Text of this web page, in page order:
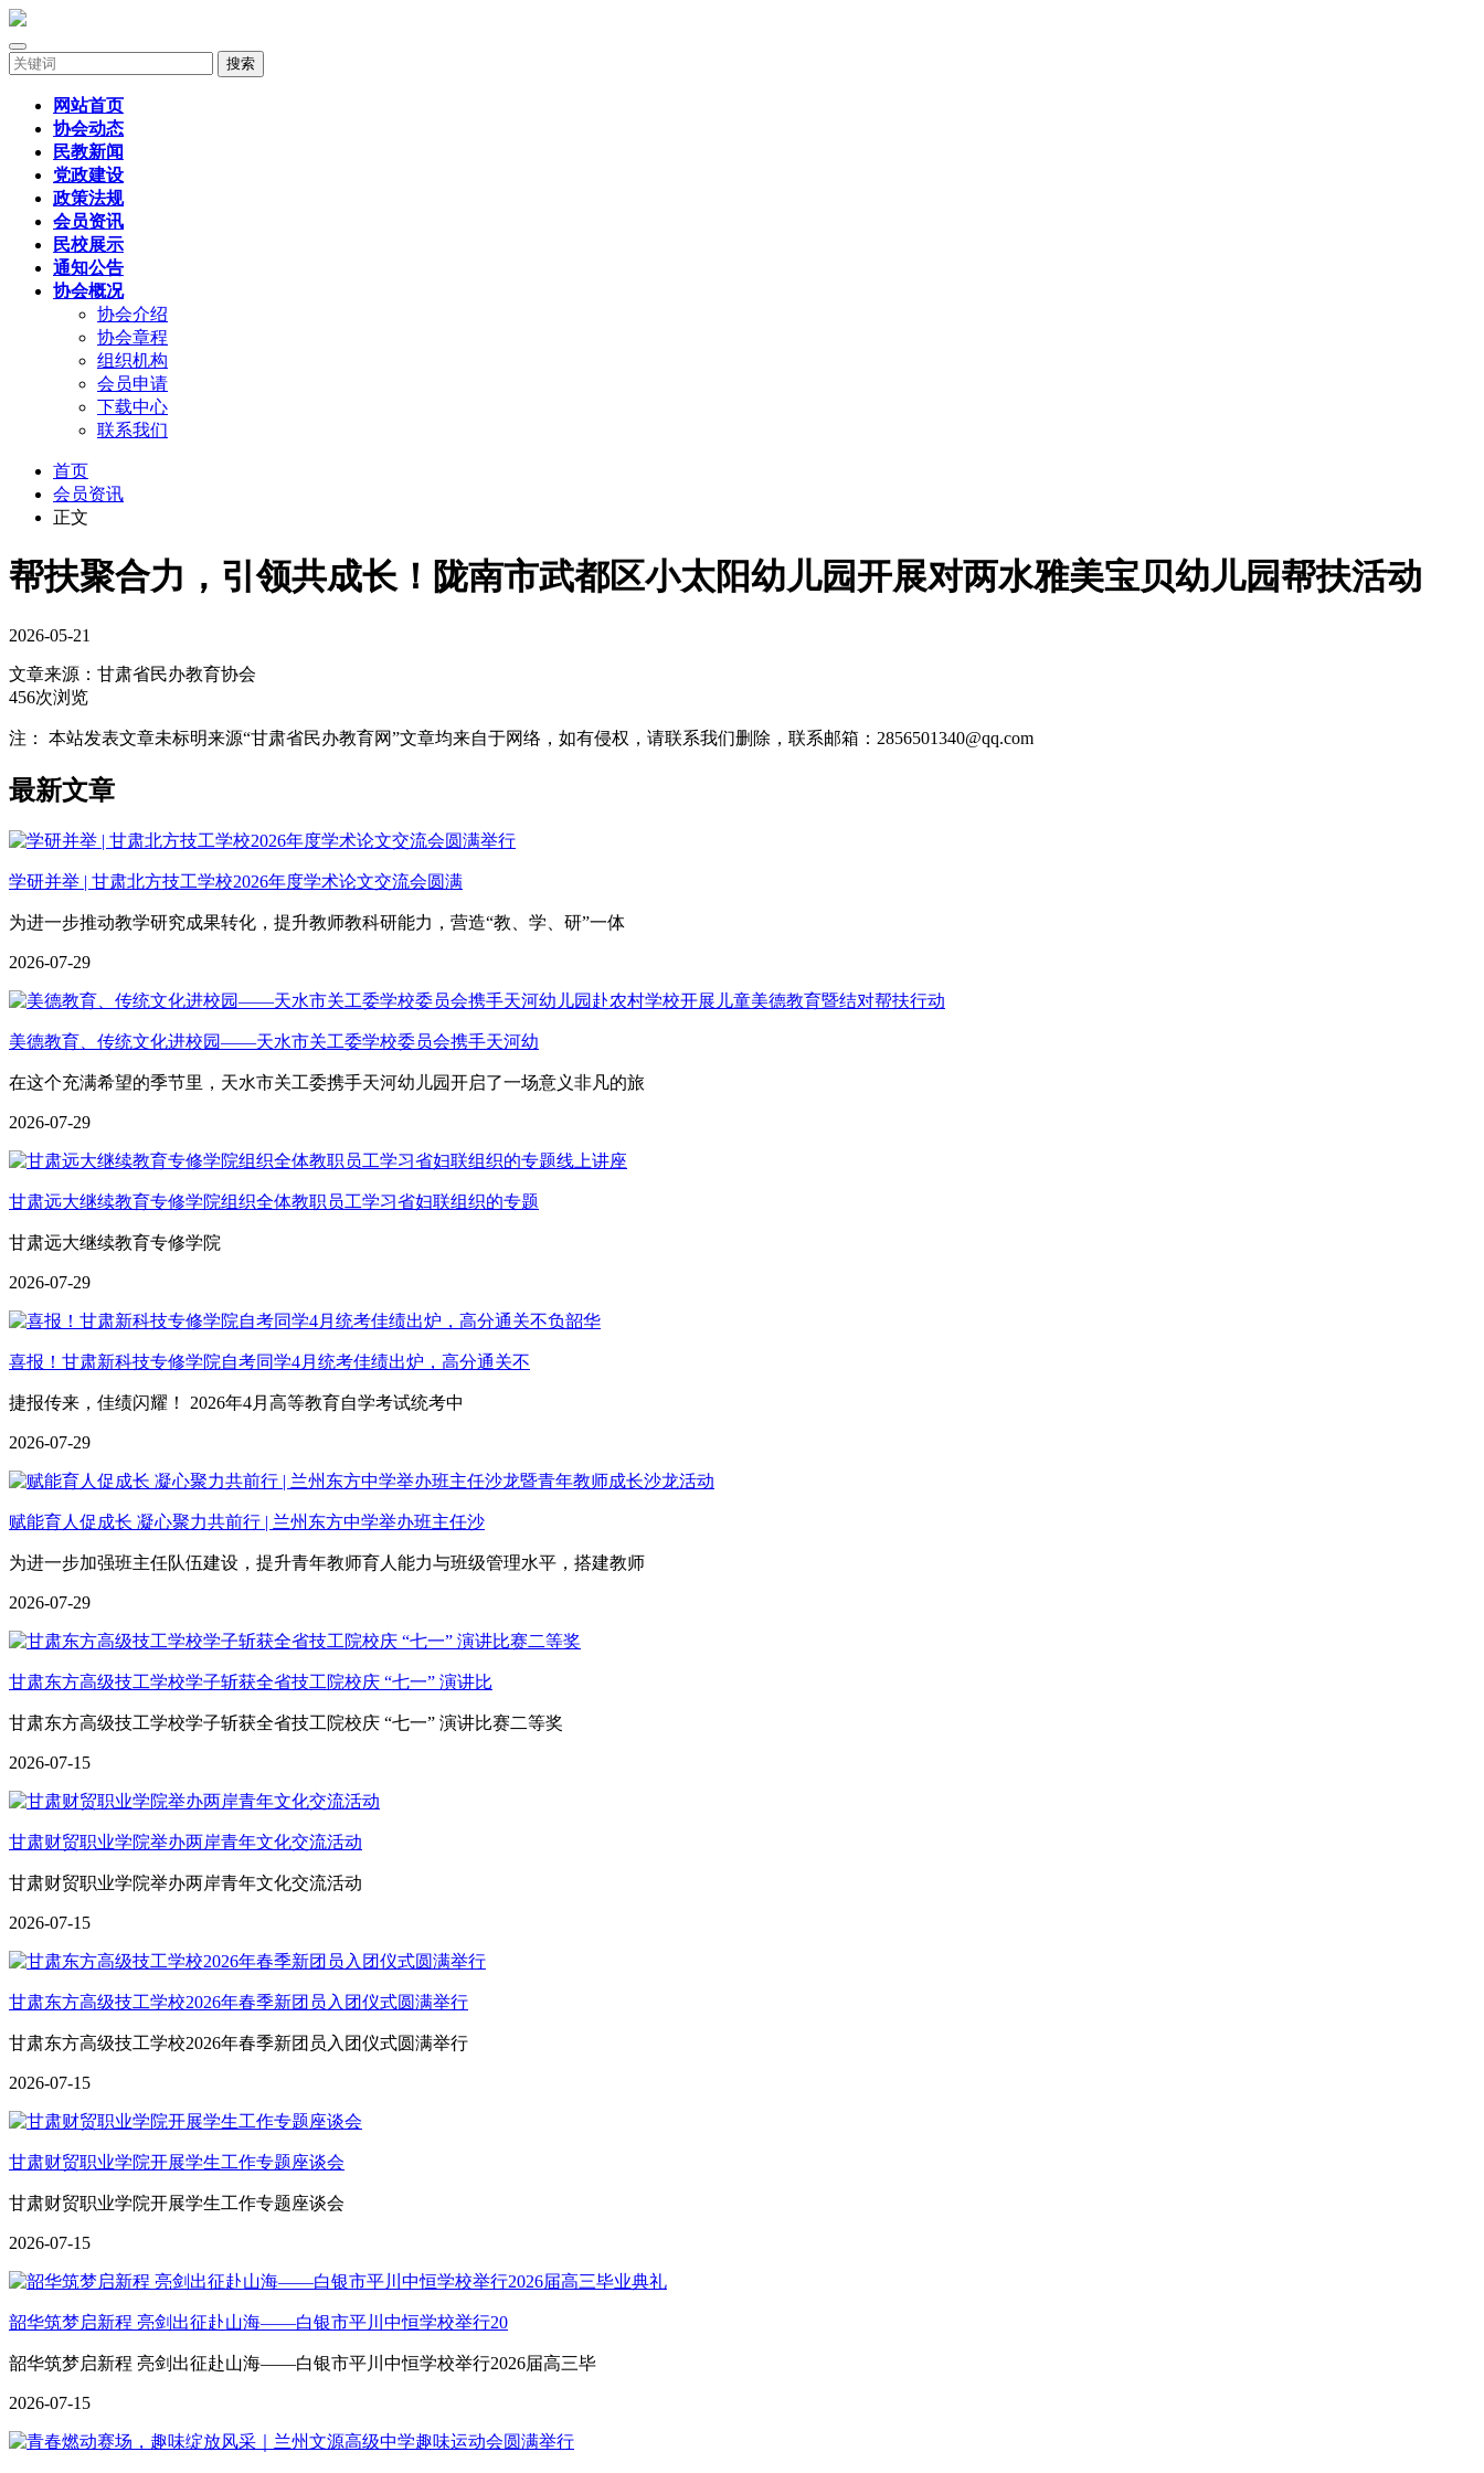
搜索
网站首页
协会动态
民教新闻
党政建设
政策法规
会员资讯
民校展示
通知公告
协会概况
协会介绍
协会章程
组织机构
会员申请
下载中心
联系我们
首页
会员资讯
正文
帮扶聚合力，引领共成长！陇南市武都区小太阳幼儿园开展对两水雅美宝贝幼儿园帮扶活动
2026-05-21
文章来源： 甘肃省民办教育协会
456次浏览
注： 本站发表文章未标明来源“甘肃省民办教育网”文章均来自于网络，如有侵权，请联系我们删除，联系邮箱：2856501340@qq.com
最新文章
学研并举 | 甘肃北方技工学校2026年度学术论文交流会圆满
为进一步推动教学研究成果转化，提升教师教科研能力，营造“教、学、研”一体
2026-07-29
美德教育、传统文化进校园——天水市关工委学校委员会携手天河幼
在这个充满希望的季节里，天水市关工委携手天河幼儿园开启了一场意义非凡的旅
2026-07-29
甘肃远大继续教育专修学院组织全体教职员工学习省妇联组织的专题
甘肃远大继续教育专修学院
2026-07-29
喜报！甘肃新科技专修学院自考同学4月统考佳绩出炉，高分通关不
捷报传来，佳绩闪耀！ 2026年4月高等教育自学考试统考中
2026-07-29
赋能育人促成长 凝心聚力共前行 | 兰州东方中学举办班主任沙
为进一步加强班主任队伍建设，提升青年教师育人能力与班级管理水平，搭建教师
2026-07-29
甘肃东方高级技工学校学子斩获全省技工院校庆 “七一” 演讲比
甘肃东方高级技工学校学子斩获全省技工院校庆 “七一” 演讲比赛二等奖
2026-07-15
甘肃财贸职业学院举办两岸青年文化交流活动
甘肃财贸职业学院举办两岸青年文化交流活动
2026-07-15
甘肃东方高级技工学校2026年春季新团员入团仪式圆满举行
甘肃东方高级技工学校2026年春季新团员入团仪式圆满举行
2026-07-15
甘肃财贸职业学院开展学生工作专题座谈会
甘肃财贸职业学院开展学生工作专题座谈会
2026-07-15
韶华筑梦启新程 亮剑出征赴山海——白银市平川中恒学校举行20
韶华筑梦启新程 亮剑出征赴山海——白银市平川中恒学校举行2026届高三毕
2026-07-15